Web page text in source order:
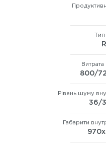
800/
Рівень шуму
36/
Габарити